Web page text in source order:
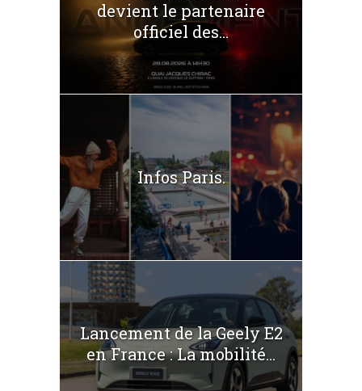
devient le partenaire
officiel des...
Infos Paris.
Lancement de la Geely E2
en France : La mobilité...